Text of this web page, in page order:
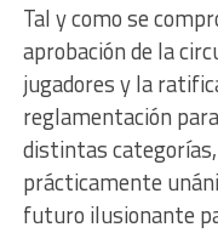
Tal y como se
aprobación de la
jugadores y la
reglamentación
distintas
prácticamente
futuro ilusionante